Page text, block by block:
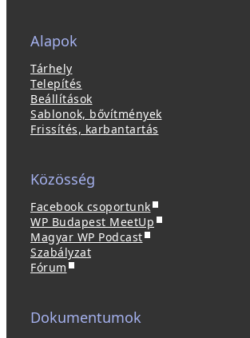
Alapok
Tárhely
Telepítés
Beállítások
Sablonok, bővítmények
Frissítés, karbantartás
Közösség
Facebook csoportunk(
ú
j
WP Budapest MeetUp (
Magyar WP Podcast(
Szabályzat
Fórum (
a
b
Dokumentumok